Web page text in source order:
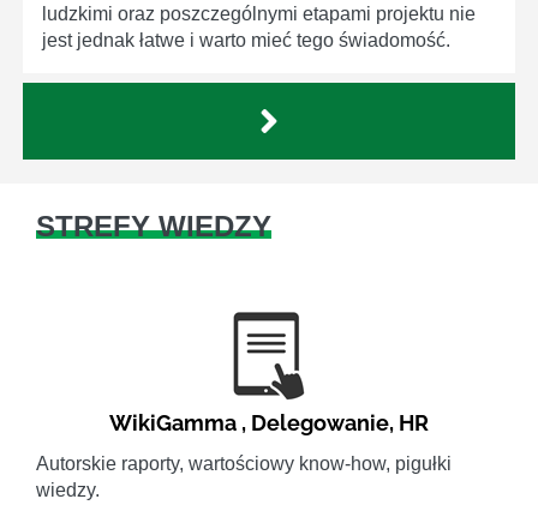
ludzkimi oraz poszczególnymi etapami projektu nie
jest jednak łatwe i warto mieć tego świadomość.
STREFY WIEDZY
WikiGamma , Delegowanie, HR
Autorskie raporty, wartościowy know-how, pigułki
wiedzy.